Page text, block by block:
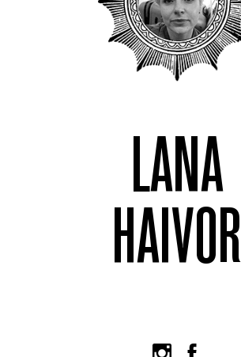
LANA
HAIVOR